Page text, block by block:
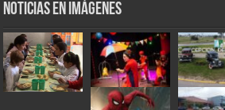
Noticias en Imágenes